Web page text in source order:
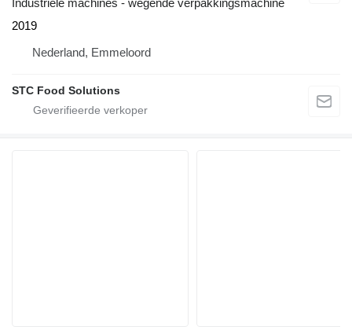
Industriële machines - wegende verpakkingsmachine
2019
Nederland, Emmeloord
STC Food Solutions